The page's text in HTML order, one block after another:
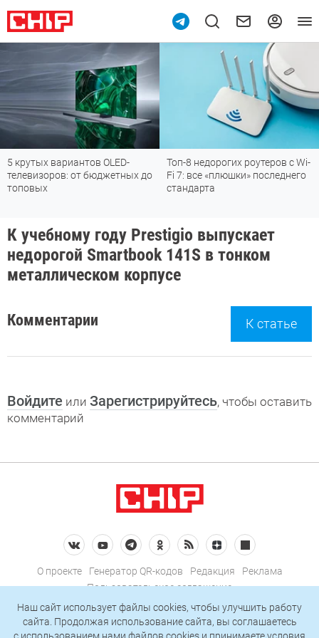
5 крутых вариантов OLED-
телевизоров: от бюджетных до
топовых
Топ-8 недорогих роутеров с Wi-
Fi 7: все «плюшки» последнего
стандарта
К учебному году Prestigio выпускает
недорогой Smartbook 141S в тонком
металлическом корпусе
Комментарии К статье
Войдите или Зарегистрируйтесь, чтобы оставить
комментарий
О проекте Генератор QR-кодов Редакция
Реклама
Пользовательское соглашение
Политика конфиденциальности
Подписаться на рассылку
Наш сайт использует файлы cookies, чтобы улучшить работу
сайта. Продолжая использование сайта, вы соглашаетесь